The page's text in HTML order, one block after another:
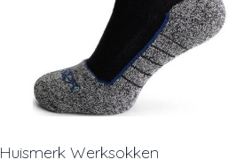
Huismerk Werksokken